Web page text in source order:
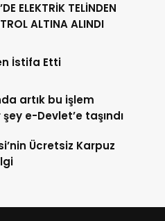
ELEKTRİK TELİNDEN
ALTINA ALINDI
İstifa Etti
artık bu işlem
e-Devlet’e taşındı
Ücretsiz Karpuz